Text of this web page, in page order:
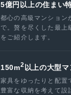
5億円以上の住まい
都心の高級マンション
で。贅を尽くした最上
をご紹介します。
150m2 以上の大型
家具をゆったりと配置
豊富な収納を考えて設